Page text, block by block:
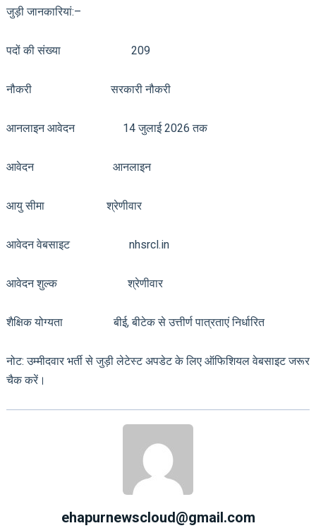
जुड़ी जानकारियां:–
पदों की संख्या 209
नौकरी सरकारी नौकरी
आनलाइन आवेदन 14 जुलाई 2026 तक
आवेदन आनलाइन
आयु सीमा श्रेणीवार
आवेदन वेबसाइट nhsrcl.in
आवेदन शुल्क श्रेणीवार
शैक्षिक योग्यता बीई, बीटेक से उत्तीर्ण पात्रताएं निर्धारित
नोट: उम्मीदवार भर्ती से जुड़ी लेटेस्ट अपडेट के लिए ऑफिशियल वेबसाइट जरूर
चैक करें।
ehapurnewscloud@gmail.com